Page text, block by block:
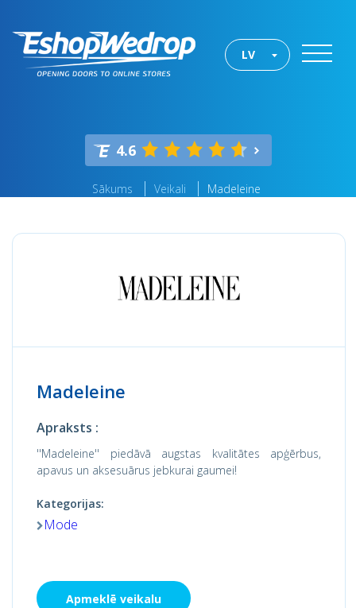
LV
4.6
Sākums Veikali Madeleine
Madeleine
Apraksts :
''Madeleine'' piedāvā augstas kvalitātes apģērbus,
apavus un aksesuārus jebkurai gaumei!
Kategorijas:
Mode
Apmeklē veikalu